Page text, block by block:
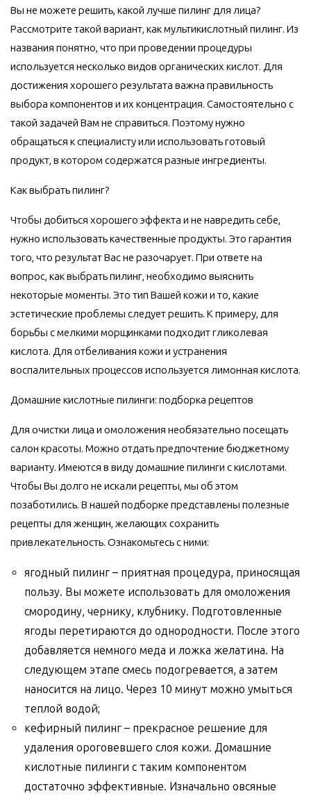
Вы не можете решить, какой лучше пилинг для лица?
Рассмотрите такой вариант, как мультикислотный пилинг. Из
названия понятно, что при проведении процедуры
используется несколько видов органических кислот. Для
достижения хорошего результата важна правильность
выбора компонентов и их концентрация. Самостоятельно с
такой задачей Вам не справиться. Поэтому нужно
обращаться к специалисту или использовать готовый
продукт, в котором содержатся разные ингредиенты.
Как выбрать пилинг?
Чтобы добиться хорошего эффекта и не навредить себе,
нужно использовать качественные продукты. Это гарантия
того, что результат Вас не разочарует. При ответе на
вопрос, как выбрать пилинг, необходимо выяснить
некоторые моменты. Это тип Вашей кожи и то, какие
эстетические проблемы следует решить. К примеру, для
борьбы с мелкими морщинками подходит гликолевая
кислота. Для отбеливания кожи и устранения
воспалительных процессов используется лимонная кислота.
Домашние кислотные пилинги: подборка рецептов
Для очистки лица и омоложения необязательно посещать
салон красоты. Можно отдать предпочтение бюджетному
варианту. Имеются в виду домашние пилинги с кислотами.
Чтобы Вы долго не искали рецепты, мы об этом
позаботились. В нашей подборке представлены полезные
рецепты для женщин, желающих сохранить
привлекательность. Ознакомьтесь с ними:
ягодный пилинг – приятная процедура, приносящая
пользу. Вы можете использовать для омоложения
смородину, чернику, клубнику. Подготовленные
ягоды перетираются до однородности. После этого
добавляется немного меда и ложка желатина. На
следующем этапе смесь подогревается, а затем
наносится на лицо. Через 10 минут можно умыться
теплой водой;
кефирный пилинг – прекрасное решение для
удаления ороговевшего слоя кожи. Домашние
кислотные пилинги с таким компонентом
достаточно эффективные. Изначально овсяные